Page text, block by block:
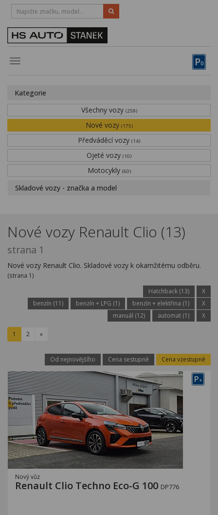
P0
Toggle
HOTLINE:
STRAKONICE-383 335 366
Obytné vozy
Financování
Novinky
Kariéra
Kontakty
Kategorie
Všechny vozy (259)
Nové vozy (175)
Předváděcí vozy (14)
Ojeté vozy (10)
Motocykly (60)
Skladové vozy - značka a model
Nové vozy Renault Clio (13)
strana 1
Nové vozy Renault Clio. Skladové vozy k okamžitému odběru.
(strana 1)
Hatchback (13)
X
benzín (11)
benzín + LPG (1) benzín + elektřina (1)
X
manuál (12)
automat (1) X
1 2 »
Od nejnovějšího Cena sestupně Cena vzestupně
P+
Nový vůz
Renault Clio Techno Eco-G 100 DP776